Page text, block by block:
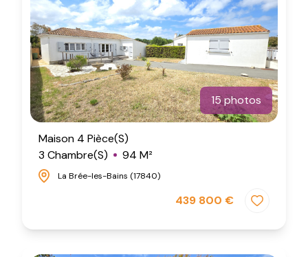
15 photos
Maison 4 Pièce(s)
3 Chambre(s)
94 M²
La Brée-les-Bains (17840)
439 800 €